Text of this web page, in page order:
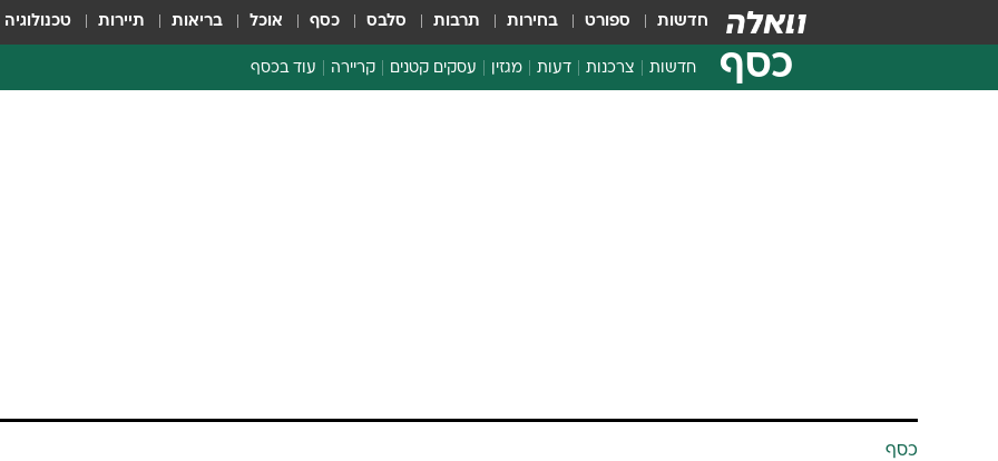
חדשות ספורט בחירות תרבות סלבס כסף אוכל בריאות תיירות טכנולוגיה
כסף חדשות צרכנות דעות מגזין עסקים קטנים קריירה עוד בכסף
כסף